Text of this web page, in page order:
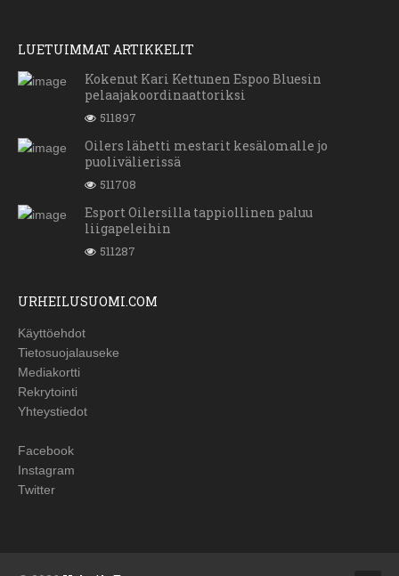
LUETUIMMAT ARTIKKELIT
Kokenut Kari Kettunen Espoo Bluesin
pelaajakoordinaattoriksi
511897
Oilers lähetti mestarit kesälomalle jo
puolivälierissä
511708
Esport Oilersilla tappiollinen paluu
liigapeleihin
511287
URHEILUSUOMI.COM
Käyttöehdot
Tietosuojalauseke
Mediakortti
Rekrytointi
Yhteystiedot
Facebook
Instagram
Twitter